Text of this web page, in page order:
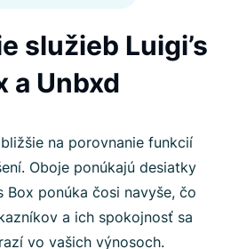
služieb Luigi’s
a Unbxd
na porovnanie funkcií
Oboje ponúkajú desiatky
Box ponúka čosi navyše, čo
a ich spokojnosť sa
vo vašich výnosoch.